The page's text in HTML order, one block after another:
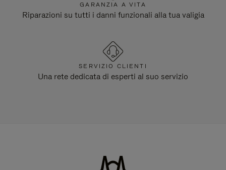
GARANZIA A VITA
Riparazioni su tutti i danni funzionali alla tua valigia
SERVIZIO CLIENTI
Una rete dedicata di esperti al suo servizio